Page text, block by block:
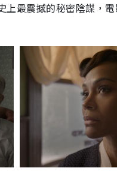
上最震撼的秘密陰謀，電